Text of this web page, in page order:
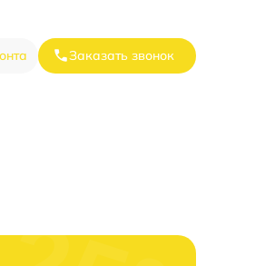
Заказать звонок